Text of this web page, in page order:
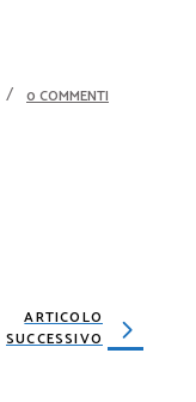
0 COMMENTI
ARTICOLO
SUCCESSIVO